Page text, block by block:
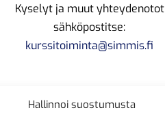
Hallinnoi suostumusta
Kyselyt ja muut yhteydenotot
sähköpostitse:
kurssitoiminta@simmis.fi